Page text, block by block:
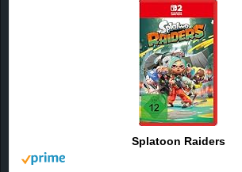
Splatoon Raiders